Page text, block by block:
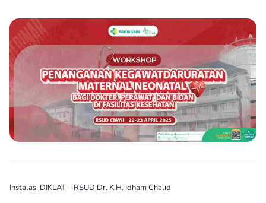
Instalasi DIKLAT – RSUD Dr. K.H. Idham Chalid